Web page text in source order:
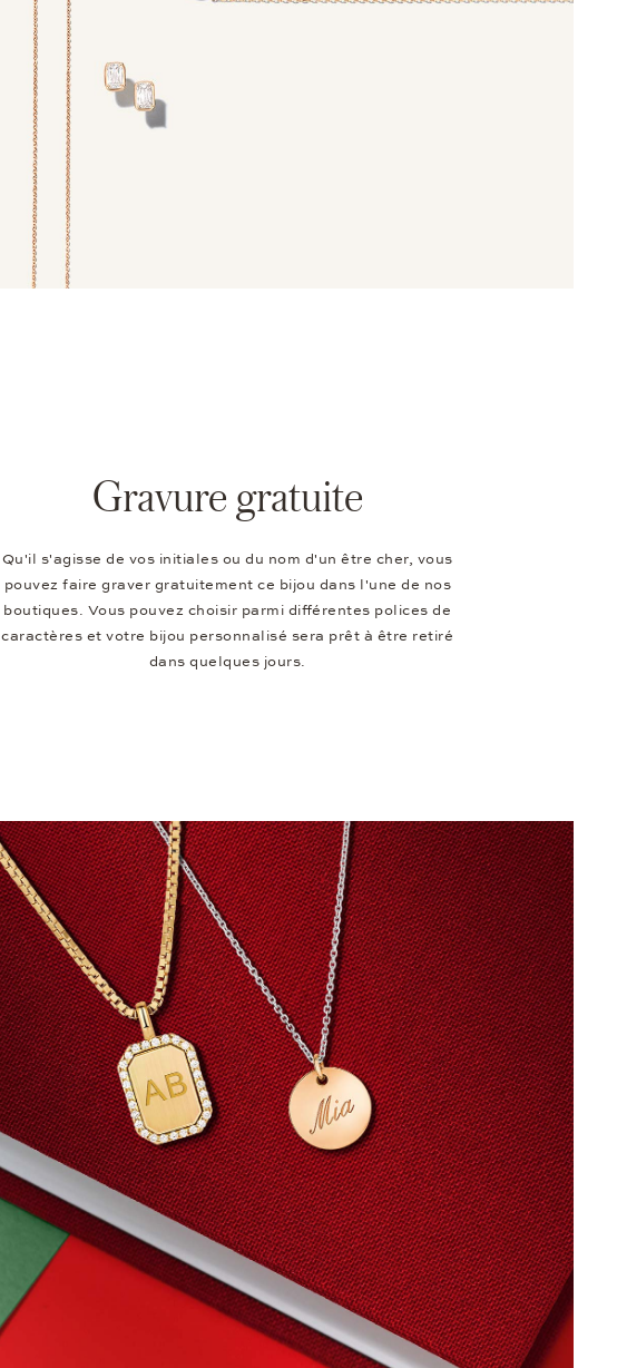
Gravure gratuite
Qu'il s'agisse de vos initiales ou du nom d'un être cher, vous
pouvez faire graver gratuitement ce bijou dans l'une de nos
boutiques. Vous pouvez choisir parmi différentes polices de
caractères et votre bijou personnalisé sera prêt à être retiré
dans quelques jours.